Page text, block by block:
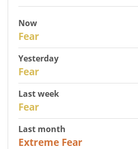
Now
Fear
Yesterday
Fear
Last week
Fear
Last month
Extreme Fear